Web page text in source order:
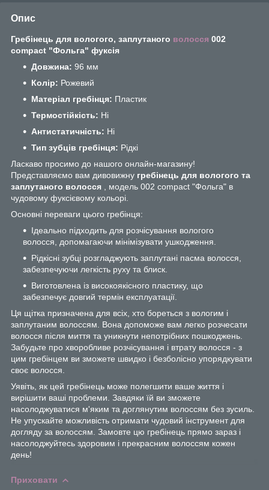
Опис
Гребінець для вологого, заплутаного волосся 002
compact "Фольга" фуксія
Довжина: 96 мм
Колір: Рожевий
Матеріал гребінця: Пластик
Термостійкість: Ні
Антистатичність: Ні
Тип зубців гребінця: Рідкі
Ласкаво просимо до нашого онлайн-магазину!
Представляємо вам дивовижну гребінець для вологого та
заплутаного волосся , модель 002 compact "Фольга" в
чудовому фуксієвому кольорі.
Основні переваги цього гребінця:
Ідеально підходить для розчісування вологого
волосся, допомагаючи мінімізувати ушкодження.
Рідкісні зубці розгладжують заплутані пасма волосся,
забезпечуючи легкість руху та блиск.
Виготовлена ​​із високоякісного пластику, що
забезпечує довгий термін експлуатації.
Ця щітка призначена для всіх, хто бореться з вологим і
заплутаним волоссям. Вона допоможе вам легко розчесати
волосся після миття та уникнути непотрібних пошкоджень.
Забудьте про хворобливе розчісування і втрату волосся - з
цим гребінцем ви зможете швидко і безболісно упорядкувати
своє волосся.
Уявіть, як цей гребінець може полегшити ваше життя і
вирішити ваші проблеми. Завдяки їй ви зможете
насолоджуватися м'яким та доглянутим волоссям без зусиль.
Не упускайте можливість отримати чудовий інструмент для
догляду за волоссям. Замовте цю гребінець прямо зараз і
насолоджуйтесь здоровим і прекрасним волоссям кожен
день!
Приховати